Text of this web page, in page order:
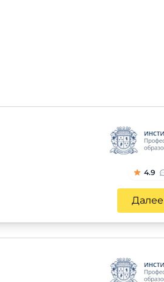
4.9
Далее